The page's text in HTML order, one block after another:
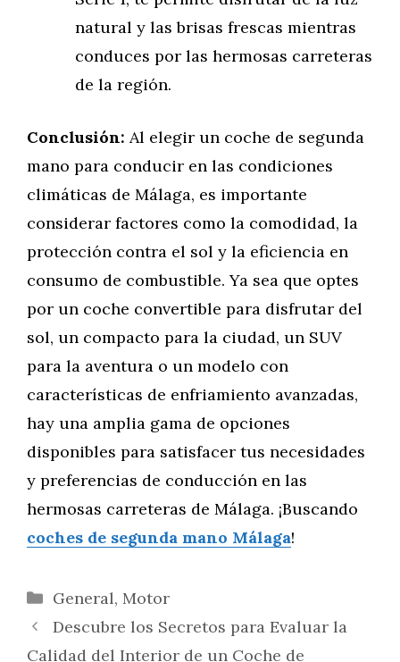
natural y las brisas frescas mientras
conduces por las hermosas carreteras
de la región.
Conclusión: Al elegir un coche de segunda
mano para conducir en las condiciones
climáticas de Málaga, es importante
considerar factores como la comodidad, la
protección contra el sol y la eficiencia en
consumo de combustible. Ya sea que optes
por un coche convertible para disfrutar del
sol, un compacto para la ciudad, un SUV
para la aventura o un modelo con
características de enfriamiento avanzadas,
hay una amplia gama de opciones
disponibles para satisfacer tus necesidades
y preferencias de conducción en las
hermosas carreteras de Málaga. ¡Buscando
coches de segunda mano Málaga!
Categorías
General, Motor
Descubre los Secretos para Evaluar la
Calidad del Interior de un Coche de